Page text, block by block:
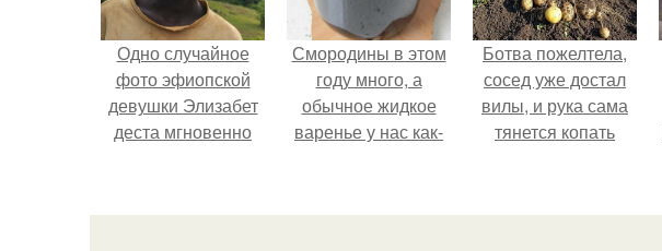
Одно случайное
фото эфиопской
девушки Элизабет
деста мгновенно
сделало её новой
Смородины в этом
году много, а
обычное жидкое
варенье у нас как-
Ботва пожелтела,
сосед уже достал
вилы, и рука сама
тянется копать